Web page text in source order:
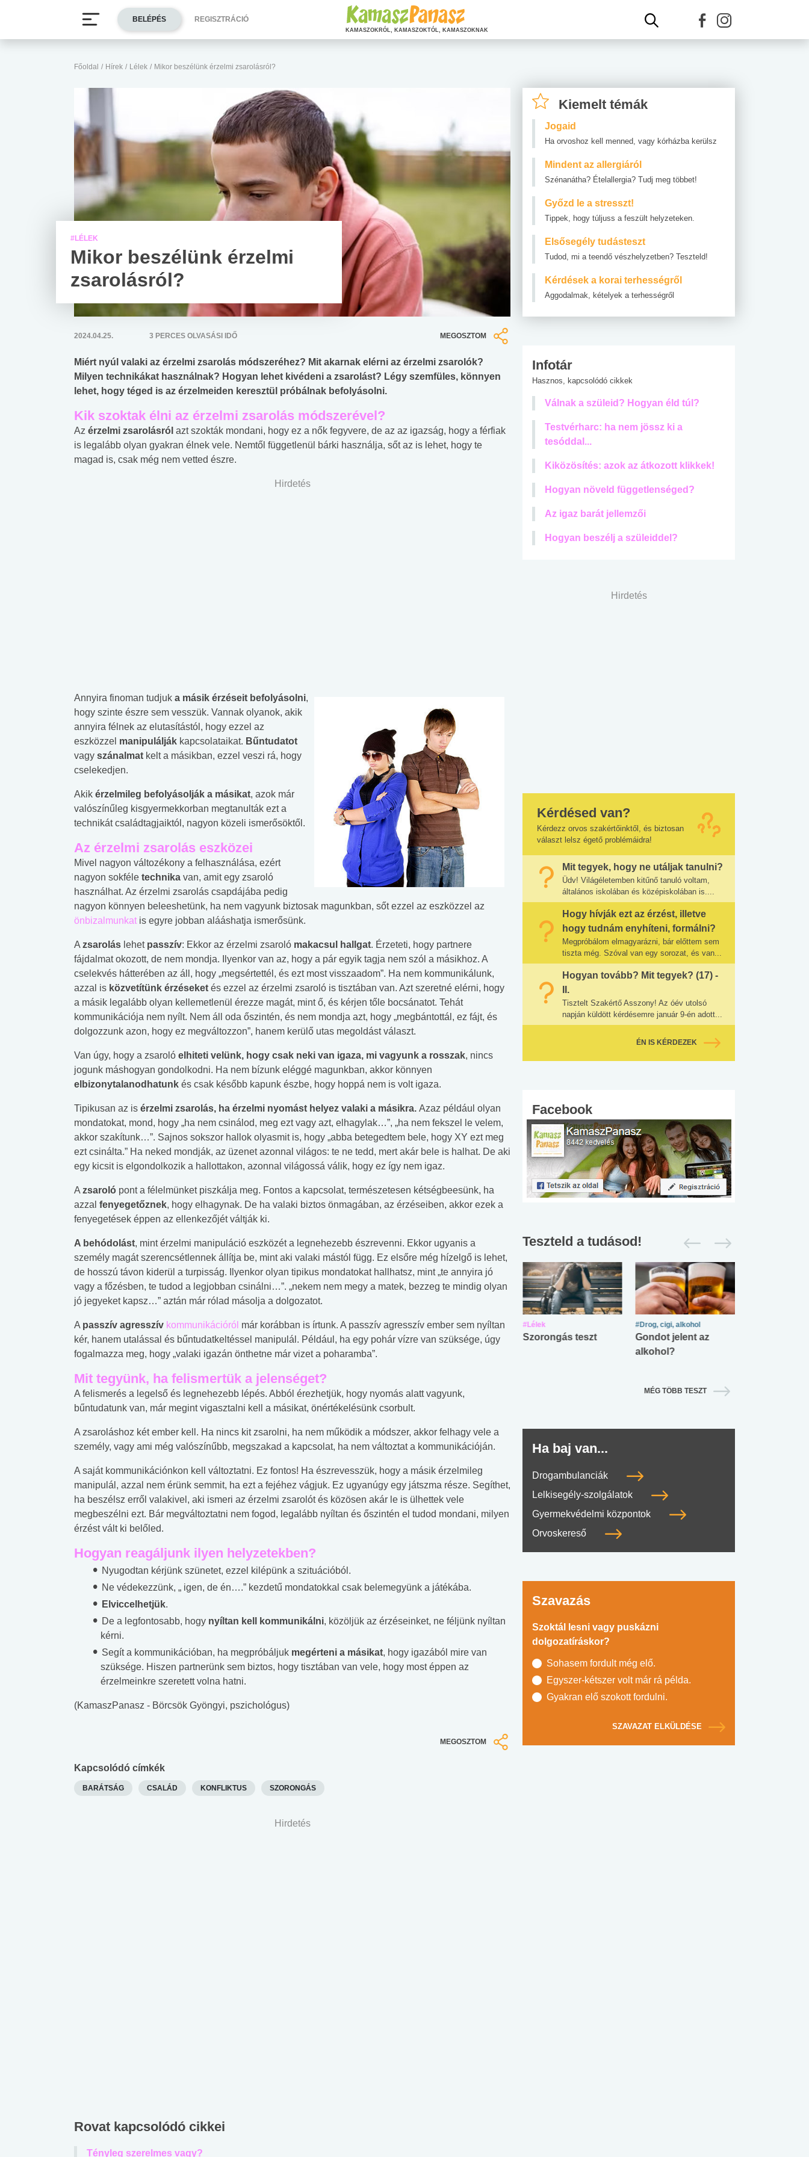
Főoldal / Hírek / Lélek / Mikor beszélünk érzelmi zsarolásról?
#LÉLEK
Mikor beszélünk érzelmi
zsarolásról?
2024.04.25. 3 PERCES OLVASÁSI IDŐ MEGOSZTOM
Miért nyúl valaki az érzelmi zsarolás módszeréhez? Mit akarnak elérni az érzelmi zsarolók?
Milyen technikákat használnak? Hogyan lehet kivédeni a zsarolást? Légy szemfüles, könnyen
lehet, hogy téged is az érzelmeiden keresztül próbálnak befolyásolni.
Kik szoktak élni az érzelmi zsarolás módszerével?
Az érzelmi zsarolásról azt szokták mondani, hogy ez a nők fegyvere, de az az igazság, hogy a férfiak
is legalább olyan gyakran élnek vele. Nemtől függetlenül bárki használja, sőt az is lehet, hogy te
magad is, csak még nem vetted észre.
Hirdetés
Annyira finoman tudjuk a másik érzéseit befolyásolni,
hogy szinte észre sem vesszük. Vannak olyanok, akik
annyira félnek az elutasítástól, hogy ezzel az
eszközzel manipulálják kapcsolataikat. Bűntudatot
vagy szánalmat kelt a másikban, ezzel veszi rá, hogy
cselekedjen.
Akik érzelmileg befolyásolják a másikat, azok már
valószínűleg kisgyermekkorban megtanulták ezt a
technikát családtagjaiktól, nagyon közeli ismerősöktől.
Az érzelmi zsarolás eszközei
Mivel nagyon változékony a felhasználása, ezért
nagyon sokféle technika van, amit egy zsaroló
használhat. Az érzelmi zsarolás csapdájába pedig
nagyon könnyen beleeshetünk, ha nem vagyunk biztosak magunkban, sőt ezzel az eszközzel az
önbizalmunkat is egyre jobban alááshatja ismerősünk.
A zsarolás lehet passzív: Ekkor az érzelmi zsaroló makacsul hallgat. Érzeteti, hogy partnere
fájdalmat okozott, de nem mondja. Ilyenkor van az, hogy a pár egyik tagja nem szól a másikhoz. A
cselekvés hátterében az áll, hogy „megsértettél, és ezt most visszaadom”. Ha nem kommunikálunk,
azzal is közvetítünk érzéseket és ezzel az érzelmi zsaroló is tisztában van. Azt szeretné elérni, hogy
a másik legalább olyan kellemetlenül érezze magát, mint ő, és kérjen tőle bocsánatot. Tehát
kommunikációja nem nyílt. Nem áll oda őszintén, és nem mondja azt, hogy „megbántottál, ez fájt, és
dolgozzunk azon, hogy ez megváltozzon”, hanem kerülő utas megoldást választ.
Van úgy, hogy a zsaroló elhiteti velünk, hogy csak neki van igaza, mi vagyunk a rosszak, nincs
jogunk máshogyan gondolkodni. Ha nem bízunk eléggé magunkban, akkor könnyen
elbizonytalanodhatunk és csak később kapunk észbe, hogy hoppá nem is volt igaza.
Tipikusan az is érzelmi zsarolás, ha érzelmi nyomást helyez valaki a másikra. Azaz például olyan
mondatokat, mond, hogy „ha nem csinálod, meg ezt vagy azt, elhagylak…”, „ha nem fekszel le velem,
akkor szakítunk…”. Sajnos sokszor hallok olyasmit is, hogy „abba betegedtem bele, hogy XY ezt meg
ezt csinálta.” Ha neked mondják, az üzenet azonnal világos: te ne tedd, mert akár bele is halhat. De aki
egy kicsit is elgondolkozik a hallottakon, azonnal világossá válik, hogy ez így nem igaz.
A zsaroló pont a félelmünket piszkálja meg. Fontos a kapcsolat, természetesen kétségbeesünk, ha
azzal fenyegetőznek, hogy elhagynak. De ha valaki biztos önmagában, az érzéseiben, akkor ezek a
fenyegetések éppen az ellenkezőjét váltják ki.
A behódolást, mint érzelmi manipuláció eszközét a legnehezebb észrevenni. Ekkor ugyanis a
személy magát szerencsétlennek állítja be, mint aki valaki mástól függ. Ez elsőre még hízelgő is lehet,
de hosszú távon kiderül a turpisság. Ilyenkor olyan tipikus mondatokat hallhatsz, mint „te annyira jó
vagy a főzésben, te tudod a legjobban csinálni…”. „nekem nem megy a matek, bezzeg te mindig olyan
jó jegyeket kapsz…” aztán már rólad másolja a dolgozatot.
A passzív agresszív kommunikációról már korábban is írtunk. A passzív agresszív ember sem nyíltan
kér, hanem utalással és bűntudatkeltéssel manipulál. Például, ha egy pohár vízre van szüksége, úgy
fogalmazza meg, hogy „valaki igazán önthetne már vizet a poharamba”.
Mit tegyünk, ha felismertük a jelenséget?
A felismerés a legelső és legnehezebb lépés. Abból érezhetjük, hogy nyomás alatt vagyunk,
bűntudatunk van, már megint vigasztalni kell a másikat, önértékelésünk csorbult.
A zsaroláshoz két ember kell. Ha nincs kit zsarolni, ha nem működik a módszer, akkor felhagy vele a
személy, vagy ami még valószínűbb, megszakad a kapcsolat, ha nem változtat a kommunikációján.
A saját kommunikációnkon kell változtatni. Ez fontos! Ha észrevesszük, hogy a másik érzelmileg
manipulál, azzal nem érünk semmit, ha ezt a fejéhez vágjuk. Ez ugyanúgy egy játszma része. Segíthet,
ha beszélsz erről valakivel, aki ismeri az érzelmi zsarolót és közösen akár le is ülhettek vele
megbeszélni ezt. Bár megváltoztatni nem fogod, legalább nyíltan és őszintén el tudod mondani, milyen
érzést vált ki belőled.
Hogyan reagáljunk ilyen helyzetekben?
Nyugodtan kérjünk szünetet, ezzel kilépünk a szituációból.
Ne védekezzünk, „ igen, de én….” kezdetű mondatokkal csak belemegyünk a játékába.
Elviccelhetjük.
De a legfontosabb, hogy nyíltan kell kommunikálni, közöljük az érzéseinket, ne féljünk nyíltan
kérni.
Segít a kommunikációban, ha megpróbáljuk megérteni a másikat, hogy igazából mire van
szüksége. Hiszen partnerünk sem biztos, hogy tisztában van vele, hogy most éppen az
érzelmeinkre szeretett volna hatni.
(KamaszPanasz - Börcsök Gyöngyi, pszichológus)
MEGOSZTOM
Kapcsolódó címkék
BARÁTSÁG CSALÁD KONFLIKTUS SZORONGÁS
Hirdetés
Rovat kapcsolódó cikkei
Tényleg szerelmes vagy?
Kiemelt témák
Jogaid
Ha orvoshoz kell menned, vagy kórházba kerülsz
Mindent az allergiáról
Szénanátha? Ételallergia? Tudj meg többet!
Győzd le a stresszt!
Tippek, hogy túljuss a feszült helyzeteken.
Elsősegély tudásteszt
Tudod, mi a teendő vészhelyzetben? Teszteld!
Kérdések a korai terhességről
Aggodalmak, kételyek a terhességről
Infotár
Hasznos, kapcsolódó cikkek
Válnak a szüleid? Hogyan éld túl?
Testvérharc: ha nem jössz ki a
tesóddal...
Kiközösítés: azok az átkozott klikkek!
Hogyan növeld függetlenséged?
Az igaz barát jellemzői
Hogyan beszélj a szüleiddel?
Hirdetés
Kérdésed van?
Kérdezz orvos szakértőinktől, és biztosan
választ lelsz égető problémáidra!
Mit tegyek, hogy ne utáljak tanulni?
Üdv! Világéletemben kitűnő tanuló voltam,
általános iskolában és középiskolában is....
Hogy hívják ezt az érzést, illetve
hogy tudnám enyhíteni, formálni?
Megpróbálom elmagyarázni, bár előttem sem
tiszta még. Szóval van egy sorozat, és van...
Hogyan tovább? Mit tegyek? (17) -
II.
Tisztelt Szakértő Asszony! Az óév utolsó
napján küldött kérdésemre január 9-én adott...
ÉN IS KÉRDEZEK
Facebook
Teszteld a tudásod!
#Zöldövezet
Mekkora az ökológiai
lábnyomod?
#Betegségek
Elsősegély
tudásteszt
#Suli, munka
Angol középfokú
nyelvvizsga teszt -
#Suli, munka
Internet-függőség
#Lélek
Szorongás teszt
#Drog, cigi, alkohol
Gondot jelent az
alkohol?
MÉG TÖBB TESZT
Ha baj van...
Drogambulanciák
Lelkisegély-szolgálatok
Gyermekvédelmi központok
Orvoskereső
Szavazás
Szoktál lesni vagy puskázni
dolgozatíráskor?
Sohasem fordult még elő.
Egyszer-kétszer volt már rá példa.
Gyakran elő szokott fordulni.
SZAVAZAT ELKÜLDÉSE
BELÉPÉS REGISZTRÁCIÓ
KAMASZOKRÓL, KAMASZOKTÓL, KAMASZOKNAK